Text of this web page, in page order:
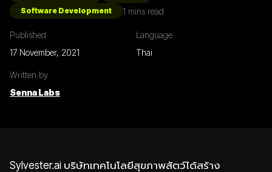
Software Development
1 mins read
Published
17 November, 2021
Language
Thai
Written by
Senna Labs
Sylvester.ai บริษัทเทคโนโลยีสุขภาพสัตว์ได้สร้าง